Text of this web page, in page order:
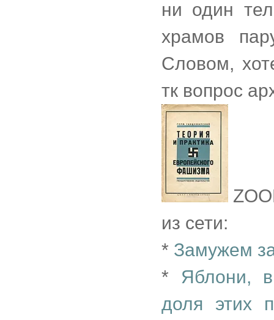
ни один
храмов
Словом,
тк вопрос
из сети:
* Замужем
* Яблони,
доля этих